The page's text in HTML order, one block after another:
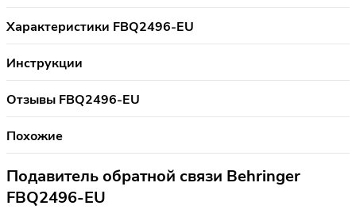
Характеристики FBQ2496-EU
Инструкции
Отзывы FBQ2496-EU
Похожие
Подавитель обратной связи Behringer
FBQ2496-EU